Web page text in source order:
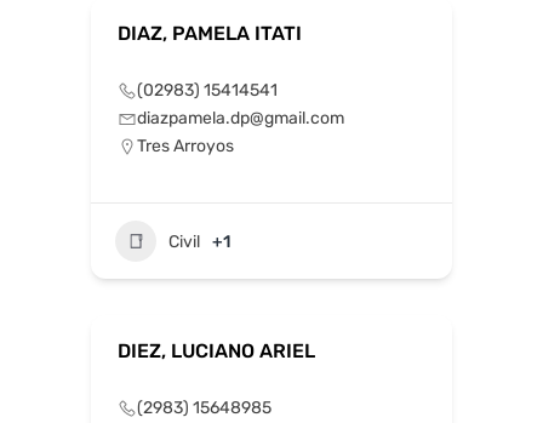
DIAZ, PAMELA ITATI
(02983) 15414541
diazpamela.dp@gmail.com
Tres Arroyos
Civil +1
DIEZ, LUCIANO ARIEL
(2983) 15648985